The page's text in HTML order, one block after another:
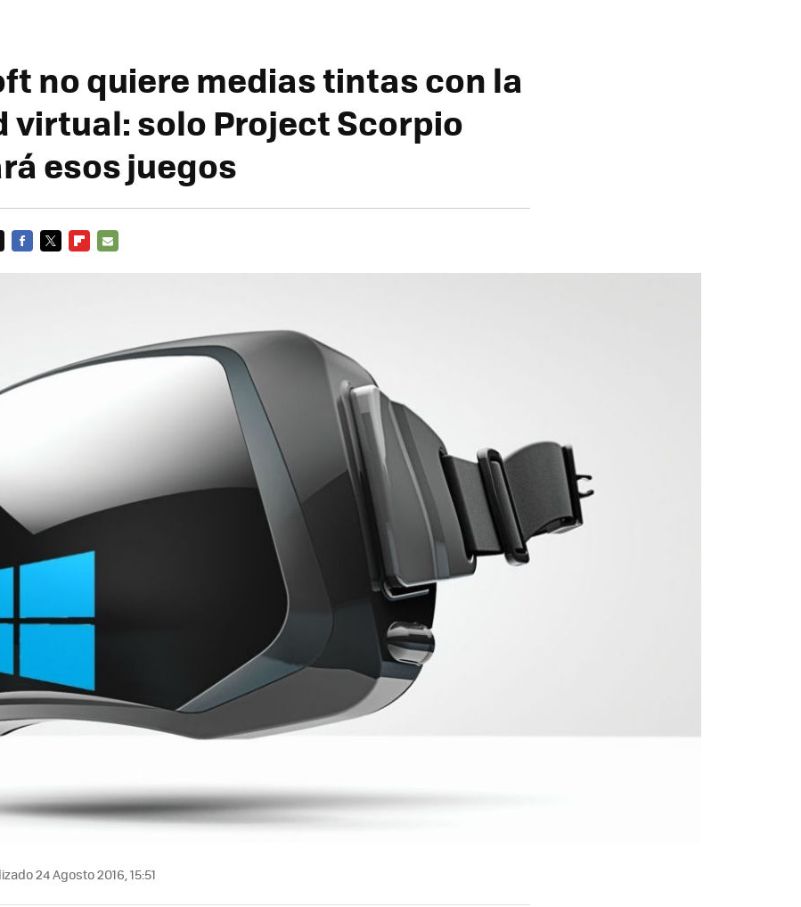
no quiere medias tintas con la
virtual: solo Project Scorpio
esos juegos
24 Agosto 2016, 15:51